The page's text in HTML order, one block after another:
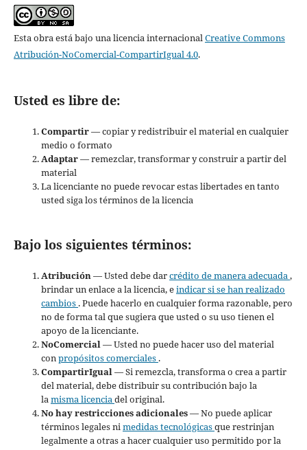
Esta obra está bajo una licencia internacionalCreative Commons
Atribución-NoComercial-CompartirIgual 4.0.
Usted es libre de:
Compartir— copiar y redistribuir el material en cualquier
medio o formato
Adaptar— remezclar, transformar y construir a partir del
material
La licenciante no puede revocar estas libertades en tanto
usted siga los términos de la licencia
Bajo los siguientes términos:
Atribución— Usted debe darcrédito de manera adecuada,
brindar un enlace a la licencia, eindicar si se han realizado
cambios . Puede hacerlo en cualquier forma razonable, pero
no de forma tal que sugiera que usted o su uso tienen el
apoyo de la licenciante.
NoComercial— Usted no puede hacer uso del material
conpropósitos comerciales .
CompartirIgual— Si remezcla, transforma o crea a partir
del material, debe distribuir su contribución bajo la
lamisma licenciadel original.
No hay restricciones adicionales— No puede aplicar
términos legales nimedidas tecnológicasque restrinjan
legalmente a otras a hacer cualquier uso permitido por la